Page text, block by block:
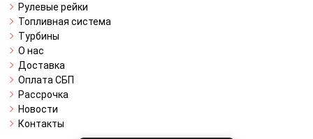
Рулевые рейки
Топливная система
Турбины
О нас
Доставка
Оплата СБП
Рассрочка
Новости
Контакты